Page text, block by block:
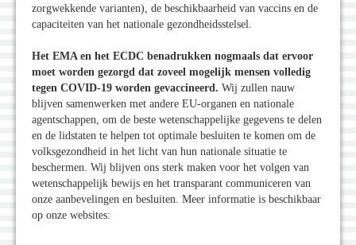
zorgwekkende varianten), de beschikbaarheid van vaccins en de
capaciteiten van het nationale gezondheidsstelsel.
Het EMA en het ECDC benadrukken nogmaals dat ervoor
moet worden gezorgd dat zoveel mogelijk mensen volledig
tegen COVID-19 worden gevaccineerd. Wij zullen nauw
blijven samenwerken met andere EU-organen en nationale
agentschappen, om de beste wetenschappelijke gegevens te delen
en de lidstaten te helpen tot optimale besluiten te komen om de
volksgezondheid in het licht van hun nationale situatie te
beschermen. Wij blijven ons sterk maken voor het volgen van
wetenschappelijk bewijs en het transparant communiceren van
onze aanbevelingen en besluiten. Meer informatie is beschikbaar
op onze websites: